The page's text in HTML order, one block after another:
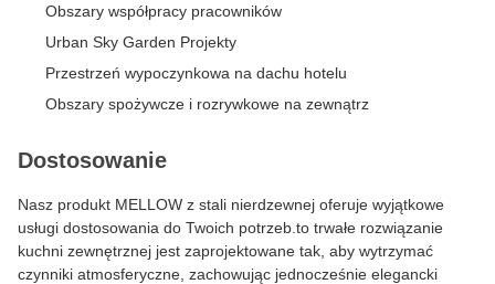
Obszary współpracy pracowników
Urban Sky Garden Projekty
Przestrzeń wypoczynkowa na dachu hotelu
Obszary spożywcze i rozrywkowe na zewnątrz
Dostosowanie
Nasz produkt MELLOW z stali nierdzewnej oferuje wyjątkowe
usługi dostosowania do Twoich potrzeb.to trwałe rozwiązanie
kuchni zewnętrznej jest zaprojektowane tak, aby wytrzymać
czynniki atmosferyczne, zachowując jednocześnie elegancki